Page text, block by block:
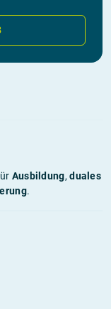
Ausbildung,duales
.